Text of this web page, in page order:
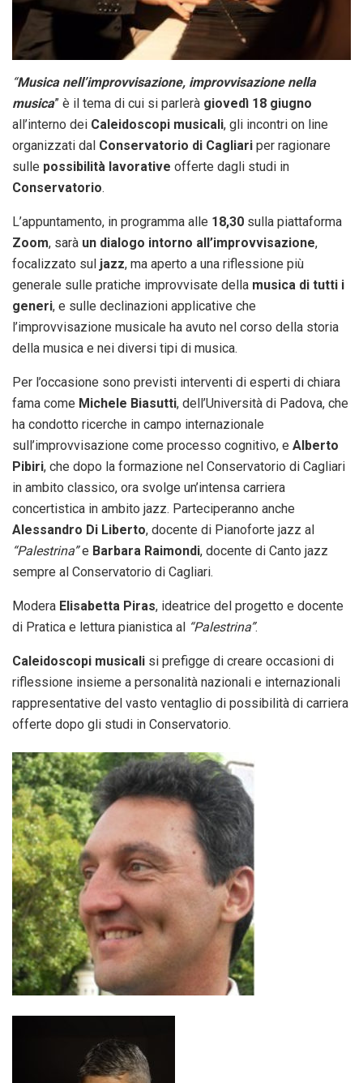
“Musica nell’improvvisazione, improvvisazione nella
musica” è il tema di cui si parlerà giovedì 18 giugno
all’interno dei Caleidoscopi musicali, gli incontri on line
organizzati dal Conservatorio di Cagliari per ragionare
sulle possibilità lavorative offerte dagli studi in
Conservatorio.
L’appuntamento, in programma alle 18,30 sulla piattaforma
Zoom, sarà un dialogo intorno all’improvvisazione,
focalizzato sul jazz, ma aperto a una riflessione più
generale sulle pratiche improvvisate della musica di tutti i
generi, e sulle declinazioni applicative che
l’improvvisazione musicale ha avuto nel corso della storia
della musica e nei diversi tipi di musica.
Per l’occasione sono previsti interventi di esperti di chiara
fama come Michele Biasutti, dell’Università di Padova, che
ha condotto ricerche in campo internazionale
sull’improvvisazione come processo cognitivo, e Alberto
Pibiri, che dopo la formazione nel Conservatorio di Cagliari
in ambito classico, ora svolge un’intensa carriera
concertistica in ambito jazz. Parteciperanno anche
Alessandro Di Liberto, docente di Pianoforte jazz al
“Palestrina”e Barbara Raimondi, docente di Canto jazz
sempre al Conservatorio di Cagliari.
Modera Elisabetta Piras, ideatrice del progetto e docente
di Pratica e lettura pianistica al “Palestrina”.
Caleidoscopi musicali si prefigge di creare occasioni di
riflessione insieme a personalità nazionali e internazionali
rappresentative del vasto ventaglio di possibilità di carriera
offerte dopo gli studi in Conservatorio.